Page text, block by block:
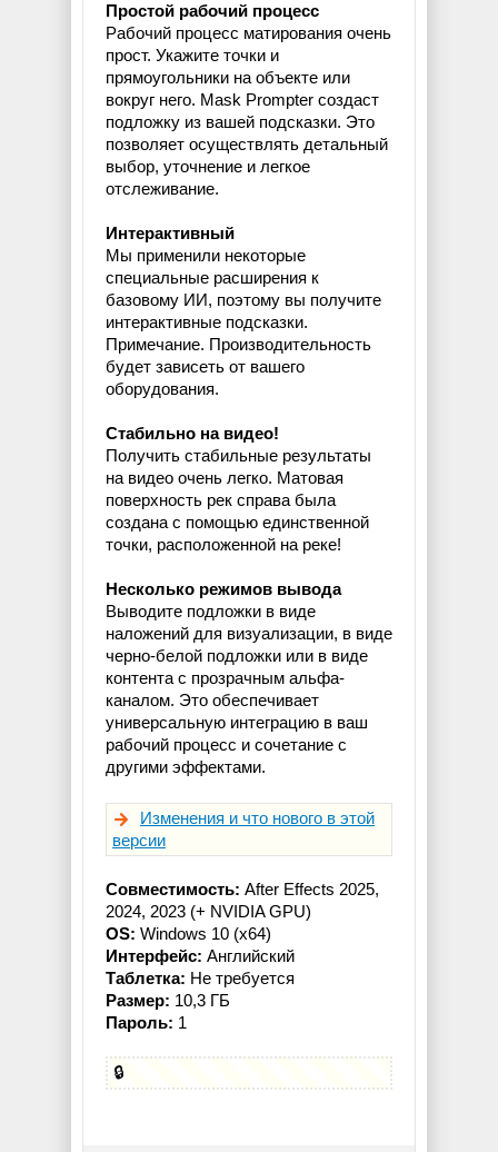
Простой рабочий процесс
Рабочий процесс матирования очень
прост. Укажите точки и
прямоугольники на объекте или
вокруг него. Mask Prompter создаст
подложку из вашей подсказки. Это
позволяет осуществлять детальный
выбор, уточнение и легкое
отслеживание.
Интерактивный
Мы применили некоторые
специальные расширения к
базовому ИИ, поэтому вы получите
интерактивные подсказки.
Примечание. Производительность
будет зависеть от вашего
оборудования.
Стабильно на видео!
Получить стабильные результаты
на видео очень легко. Матовая
поверхность рек справа была
создана с помощью единственной
точки, расположенной на реке!
Несколько режимов вывода
Выводите подложки в виде
наложений для визуализации, в виде
черно-белой подложки или в виде
контента с прозрачным альфа-
каналом. Это обеспечивает
универсальную интеграцию в ваш
рабочий процесс и сочетание с
другими эффектами.
Изменения и что нового в этой
версии
Совместимость: After Effects 2025,
2024, 2023 (+ NVIDIA GPU)
OS: Windows 10 (x64)
Интерфейс: Английский
Таблетка: Не требуется
Размер: 10,3 ГБ
Пароль: 1
🔒